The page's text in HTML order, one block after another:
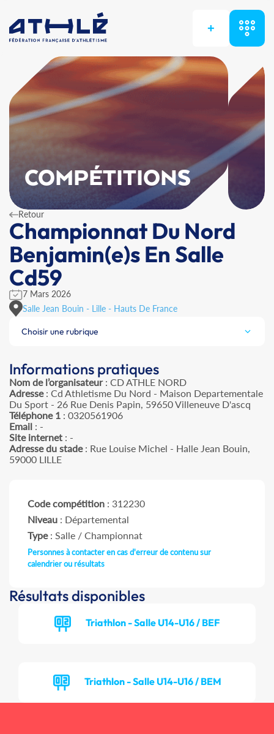
+
COMPÉTITIONS
Retour
Championnat Du Nord
Benjamin(e)s En Salle
Cd59
7 Mars 2026
Salle Jean Bouin - Lille - Hauts De France
Choisir une rubrique
Informations pratiques
Nom de l’organisateur: CD ATHLE NORD
Adresse: Cd Athletisme Du Nord - Maison Departementale
Du Sport - 26 Rue Denis Papin, 59650 Villeneuve D'ascq
Téléphone 1 : 0320561906
Email : -
Site internet : -
Adresse du stade: Rue Louise Michel - Halle Jean Bouin,
59000 LILLE
Code compétition : 312230
Niveau : Départemental
Type: Salle / Championnat
Personnes à contacter en cas d'erreur de contenu sur
calendrier ou résultats
Résultats disponibles
Triathlon - Salle U14-U16 / BEF
Triathlon - Salle U14-U16 / BEM